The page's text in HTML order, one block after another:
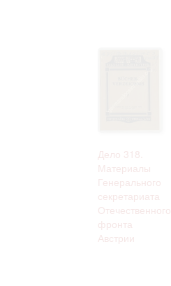
Дело 318.
Материалы
Генерального
секретариата
Отечественного
фронта
Австрии